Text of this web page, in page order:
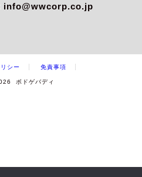
info@wwcorp.co.jp
シー 免責事項
ボドゲバディ